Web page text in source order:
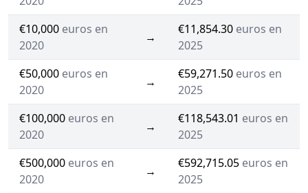
€10,000 euros en
2020
→
€11,854.30 euros en
2025
€50,000 euros en
2020
→
€59,271.50 euros en
2025
€100,000 euros en
2020
→
€118,543.01 euros en
2025
€500,000 euros en
2020
→
€592,715.05 euros en
2025